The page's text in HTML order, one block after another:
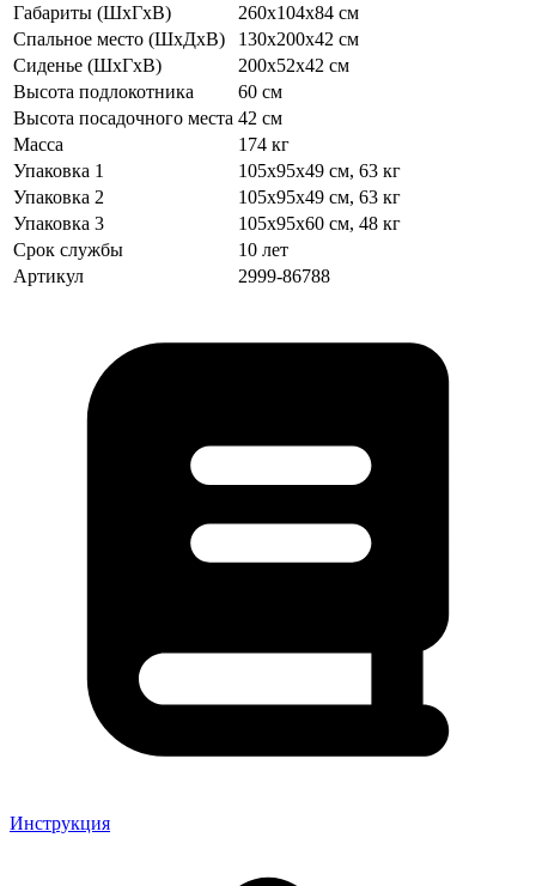
Габариты (ШхГхВ)
260х104х84 см
Спальное место (ШхДхВ)
130х200х42 см
Сиденье (ШхГхВ)
200х52х42 см
Высота подлокотника
60 см
Высота посадочного места 42 см
Масса
174 кг
Упаковка 1
105х95х49 см, 63 кг
Упаковка 2
105х95х49 см, 63 кг
Упаковка 3
105х95х60 см, 48 кг
Срок службы
10 лет
Артикул
2999-86788
Инструкция